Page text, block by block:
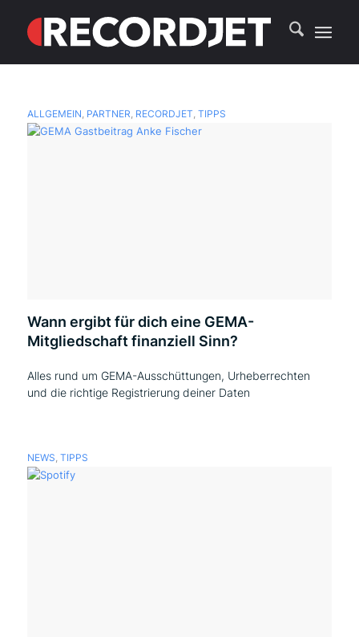
ALLGEMEIN, PARTNER, RECORDJET, TIPPS
Wann ergibt für dich eine GEMA-
Mitgliedschaft finanziell Sinn?
Alles rund um GEMA-Ausschüttungen, Urheberrechten
und die richtige Registrierung deiner Daten
NEWS, TIPPS